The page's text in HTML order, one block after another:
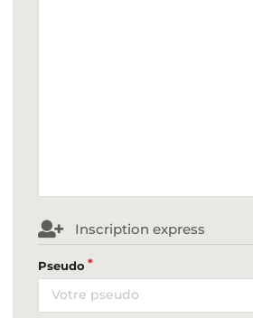
Inscription express
Pseudo